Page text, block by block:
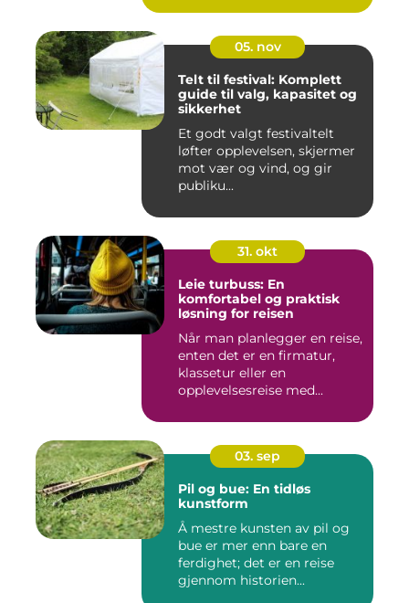
05. nov
Telt til festival: Komplett
guide til valg, kapasitet og
sikkerhet
Et godt valgt festivaltelt
løfter opplevelsen, skjermer
mot vær og vind, og gir
publiku...
31. okt
Leie turbuss: En
komfortabel og praktisk
løsning for reisen
Når man planlegger en reise,
enten det er en firmatur,
klassetur eller en
opplevelsesreise med...
03. sep
Pil og bue: En tidløs
kunstform
Å mestre kunsten av pil og
bue er mer enn bare en
ferdighet; det er en reise
gjennom historien...